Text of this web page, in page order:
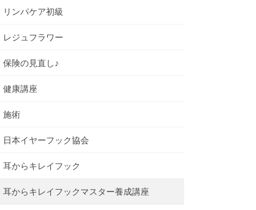
リンパケア初級
レジュフラワー
保険の見直し♪
健康講座
施術
日本イヤーフック協会
耳からキレイフック
耳からキレイフックマスター養成講座